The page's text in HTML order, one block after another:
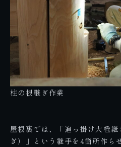
柱の根継ぎ作業
屋根裏では、「追っ掛け大栓
ぎ）」という継手を4箇所作ら